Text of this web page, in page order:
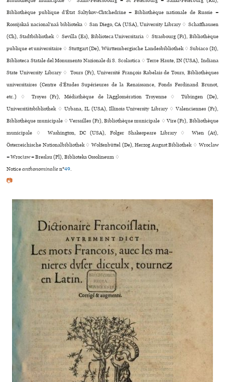
Bibliothèque publique d’État Saltykov-Chtchedrine = Bibliothèque nationale de Russie =
Rossijskaâ nacionalʹnaâ biblioteka ♢ San Diego, CA (USA), University Library ♢ Schaffhausen
(Ch), Stadtbibliothek ♢ Sevilla (Es), Biblioteca Universitaria ♢ Strasbourg (Fr), Bibliothèque
publi­que et uni­ver­si­taire ♢ Stuttgart (De), Württembergische Landesbibliothek ♢ Subiaco (It),
Biblioteca Statale del Monumento Nazionale di S. Scolastica ♢ Terre Haute, IN (USA), Indiana
State University Library ♢ Tours (Fr), Université François Rabelais de Tours, Bibliothèques
uni­ver­si­tai­res (Centre d’Études Supérieures de la Renaissance, Fonds Ferdinand Brunot,
etc.) ♢ Troyes (Fr), Médiathèque de l’Agglomération Troyenne ♢ Tübingen (De),
Universitätsbibliothek ♢ Urbana, IL (USA), Illinois University Library ♢ Valenciennes (Fr),
Bibliothèque municipale ♢ Versailles (Fr), Bibliothèque muni­ci­pale ♢ Vire (Fr), Bibliothèque
municipale ♢ Washington, DC (USA), Folger Shakespeare Library ♢ Wien (At),
Österreichische Nationalbibliothek ♢ Wolfenbüttel (De), Herzog August Bibliothek ♢ Wroclaw
= Wrocław = Breslau (Pl), Biblioteka Ossolineum ♢
Noticeanthonominalien°49.
📷